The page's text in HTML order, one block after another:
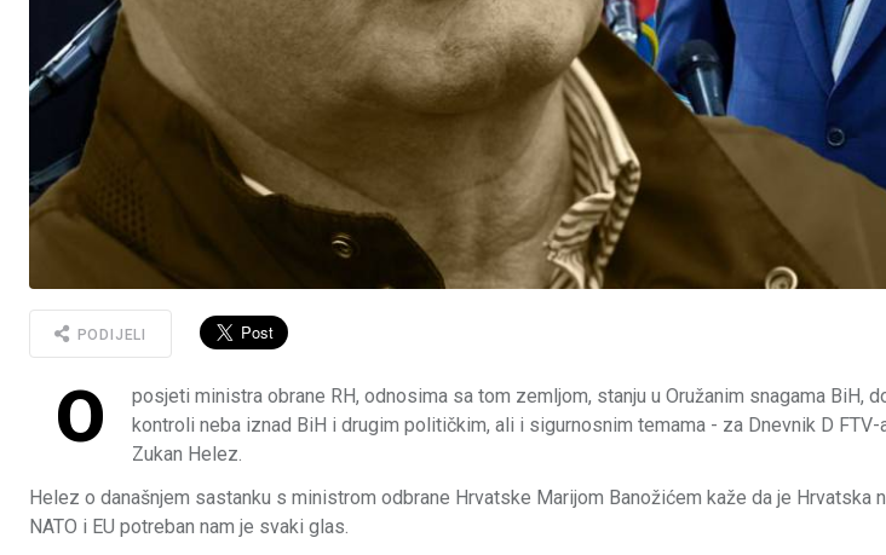
PODIJELI
O
posjeti ministra obrane RH, odnosima sa tom zemljom, stanju u Oružanim snagama BiH,
kontroli neba iznad BiH i drugim političkim, ali i sigurnosnim temama - za Dnevnik D
Zukan Helez.
Helez o današnjem sastanku s ministrom odbrane Hrvatske Marijom Banožićem kaže da je Hrvatska
NATO i EU potreban nam je svaki glas.